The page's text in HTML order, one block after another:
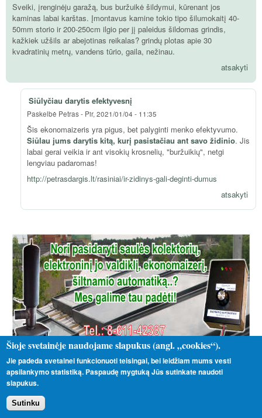
Sveiki, įrenginėju garažą, bus buržuikė šildymui, kūrenant jos
kaminas labai karštas. Įmontavus kamine tokio tipo šilumokaitį 40-
50mm storio ir 200-250cm ilgio per jį paleidus šildomas grindis,
kažkiek užšils ar abejotinas reikalas? grindų plotas apie 30
kvadratinių metrų, vandens tūrio, gaila, nežinau.
atsakyti
Siūlyčiau darytis efektyvesnį
Paskelbė Petras- Pir, 2021/01/04 - 11:35
Šis ekonomaizeris yra pigus, bet palyginti menko efektyvumo.
Siūlau jums darytis kitą, kurį pasistačiau ant savo židinio. Jis
labai gerai veikia ir ant visokių krosnelių, "buržuikių", netgi
lengviau padaromas!
http://petrasdargis.lt/rasiniai/ir-zidinys-gali-deginti-dumus
atsakyti
Šioje svetainėje naudojame slapukus (angl. „cookies“).
Jie padeda svetainei funkcionuoti teisingai, bei leidžiam mums vesti
apsilankymo statistiką. Paspaudę mygtuką Jūs sutinkate naudoti
slapukus.
Sutinku